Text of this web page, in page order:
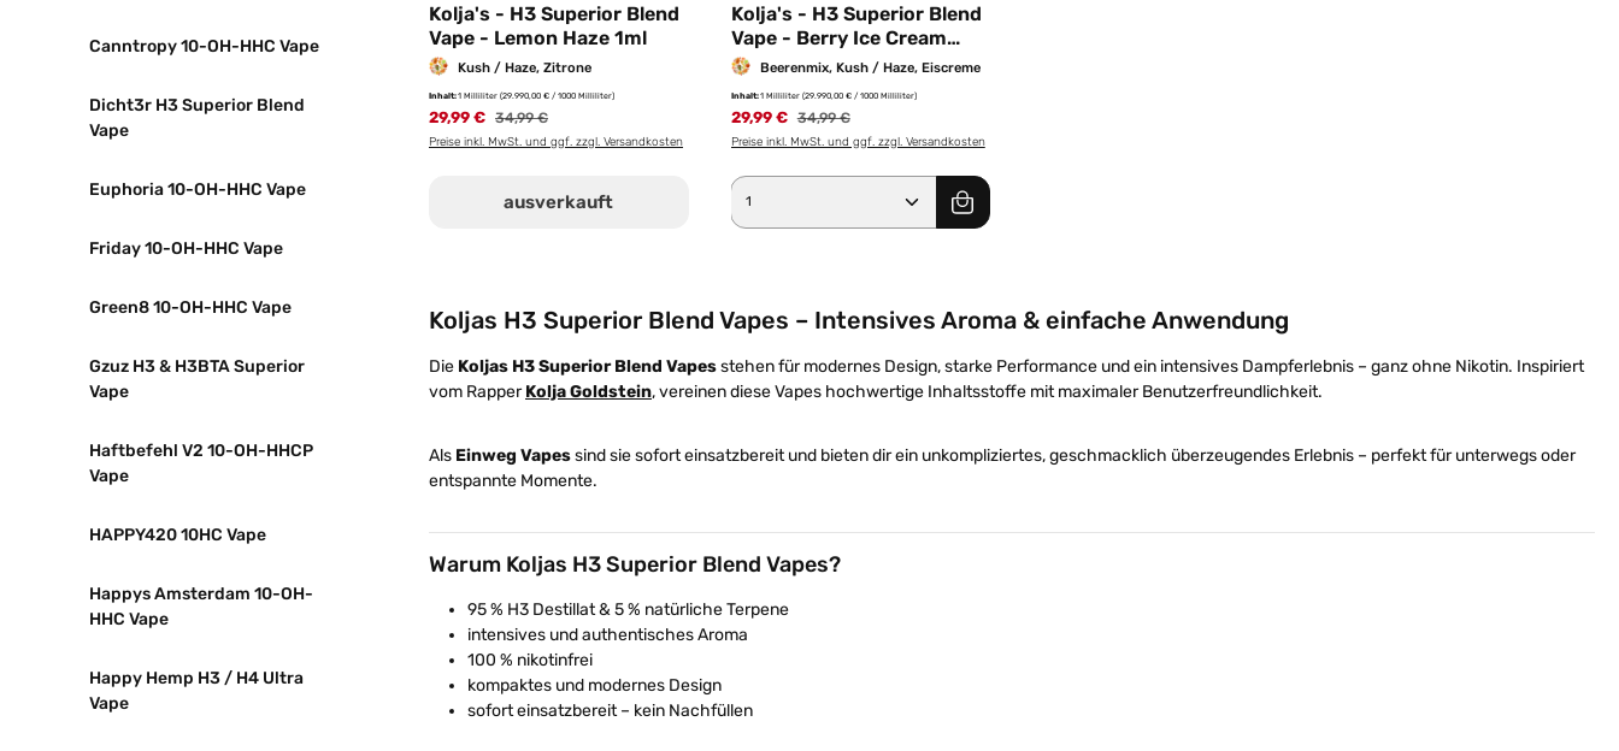
Canntropy 10-OH-HHC Vape
Dicht3r H3 Superior Blend
Vape
Euphoria 10-OH-HHC Vape
Friday 10-OH-HHC Vape
Green8 10-OH-HHC Vape
Gzuz H3 & H3BTA Superior
Vape
Haftbefehl V2 10-OH-HHCP
Vape
HAPPY420 10HC Vape
Happys Amsterdam 10-OH-
HHC Vape
Happy Hemp H3 / H4 Ultra
Vape
Kolja's - H3 Superior Blend
Vape - Lemon Haze 1ml
Kush / Haze, Zitrone
Inhalt:1 Milliliter (29.990,00 € / 1000 Milliliter)
29,99 € Regulärer Preis:
34,99 €
Preise inkl. MwSt. und ggf. zzgl. Versandkosten
ausverkauft
Kolja's - H3 Superior Blend
Vape - Berry Ice Cream
Haze 1ml
Beerenmix, Kush / Haze, Eiscreme
Inhalt:1 Milliliter (29.990,00 € / 1000 Milliliter)
29,99 € Regulärer Preis:
34,99 €
Preise inkl. MwSt. und ggf. zzgl. Versandkosten
Produkt Anzahl: Gib den gewünschten Wert ein oder benutze die
Koljas H3 Superior Blend Vapes – Intensives Aroma & einfache Anwendung
Die Koljas H3 Superior Blend Vapesstehen für modernes Design, starke Performance und ein intensives Dampferlebnis – ganz ohne Nikotin. Inspiriert
vom RapperKolja Goldstein, vereinen diese Vapes hochwertige Inhaltsstoffe mit maximaler Benutzerfreundlichkeit.
Als Einweg Vapessind sie sofort einsatzbereit und bieten dir ein unkompliziertes, geschmacklich überzeugendes Erlebnis – perfekt für unterwegs oder
entspannte Momente.
Warum Koljas H3 Superior Blend Vapes?
95 % H3 Destillat & 5 % natürliche Terpene
intensives und authentisches Aroma
100 % nikotinfrei
kompaktes und modernes Design
sofort einsatzbereit – kein Nachfüllen